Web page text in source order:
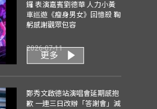
鑼 表演嘉賓劉德華 人力小黃
車巡遊《瘦身男女》回憶殺 鞠
躬感謝觀眾包容
2026-07-11
更多
鄭秀文啟德站演唱會延期感抱
歉 一連三日改辦「答謝會」減